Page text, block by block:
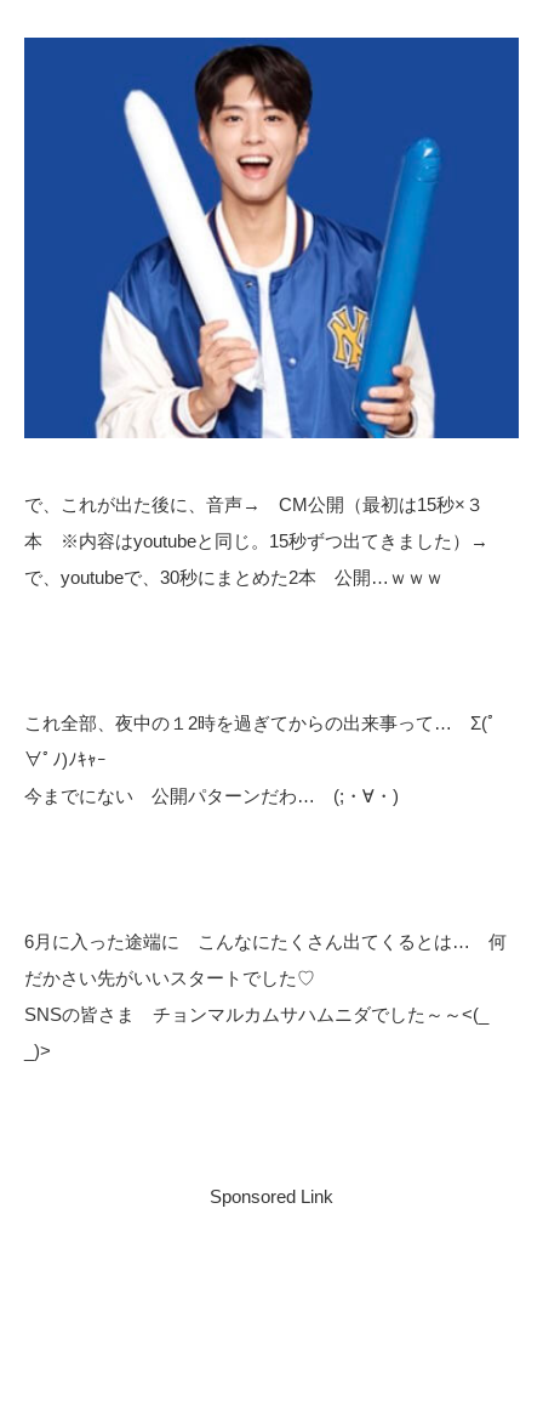
で、これが出た後に、音声→ CM公開（最初は15秒×３
本 ※内容はyoutubeと同じ。15秒ずつ出てきました）→
で、youtubeで、30秒にまとめた2本 公開…ｗｗｗ
これ全部、夜中の１2時を過ぎてからの出来事って… Σ(ﾟ
∀ﾟﾉ)ﾉｷｬｰ
今までにない 公開パターンだわ… (;・∀・)
6月に入った途端に こんなにたくさん出てくるとは… 何
だかさい先がいいスタートでした♡
SNSの皆さま チョンマルカムサハムニダでした～～<(_
_)>
Sponsored Link